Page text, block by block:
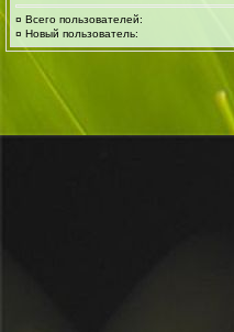
¤ Всего пользователей:
¤ Новый пользователь: